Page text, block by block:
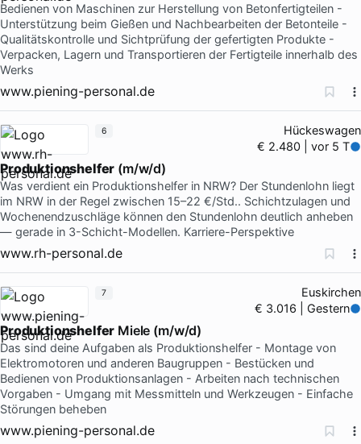
Bedienen von Maschinen zur Herstellung von Betonfertigteilen -
Unterstützung beim Gießen und Nachbearbeiten der Betonteile -
Qualitätskontrolle und Sichtprüfung der gefertigten Produkte -
Verpacken, Lagern und Transportieren der Fertigteile innerhalb des
Werks
www.piening-personal.de
Hückeswagen
€ 2.480 | vor 5 T
Produktionshelfer (m/w/d)
Was verdient ein Produktionshelfer in NRW? Der Stundenlohn liegt
im NRW in der Regel zwischen 15–22 €/Std.. Schichtzulagen und
Wochenendzuschläge können den Stundenlohn deutlich anheben
— gerade in 3-Schicht-Modellen. Karriere-Perspektive
www.rh-personal.de
6
Euskirchen
€ 3.016 | Gestern
Produktionshelfer Miele (m/w/d)
Das sind deine Aufgaben als Produktionshelfer - Montage von
Elektromotoren und anderen Baugruppen - Bestücken und
Bedienen von Produktionsanlagen - Arbeiten nach technischen
Vorgaben - Umgang mit Messmitteln und Werkzeugen - Einfache
Störungen beheben
www.piening-personal.de
7